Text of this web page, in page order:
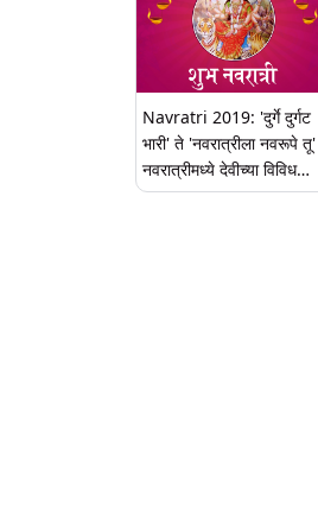
Navratri 2019: 'दुर्गे दुर्गट
भारी' ते 'नवरात्रीला नवरूपे तू'
नवरात्रीमध्ये देवीच्या विविध
रूपांचा जागर करणार्‍या आरत्या,